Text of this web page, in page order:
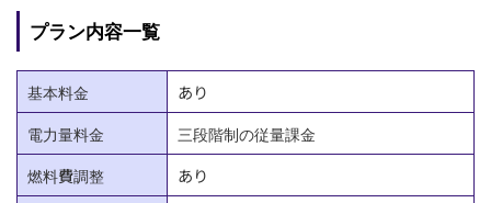
プラン内容一覧
基本料金
あり
電力量料金
三段階制の従量課金
燃料費調整
あり